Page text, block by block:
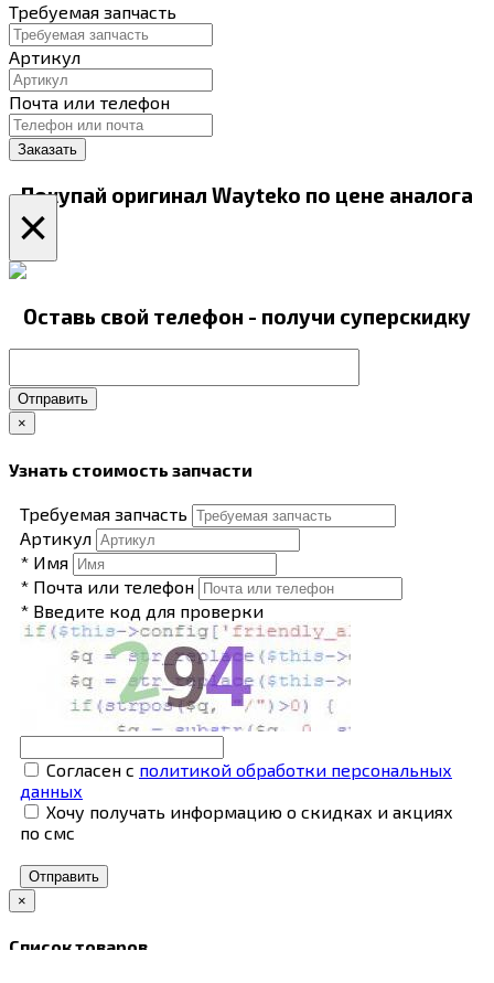
Требуемая запчасть
Артикул
Почта или телефон
Покупай оригинал Wayteko по цене аналога
×
Оставь свой телефон - получи суперскидку
Отправить
×
Узнать стоимость запчасти
Требуемая запчасть
Артикул
* Имя
* Почта или телефон
* Введите код для проверки
Согласен с политикой обработки персональных
данных
Хочу получать информацию о скидках и акциях
по смс
Отправить
×
Список товаров